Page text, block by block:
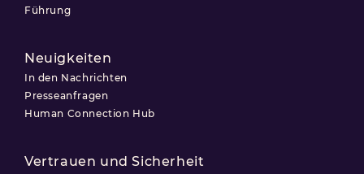
Führung
Neuigkeiten
In den Nachrichten
Presseanfragen
Human Connection Hub
Vertrauen und Sicherheit